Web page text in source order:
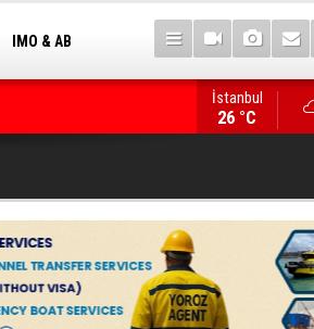
IMO & AB
14. TAYK –
İstanbul
26 °C